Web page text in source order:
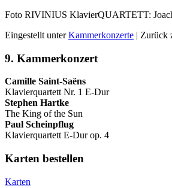
Foto RIVINIUS KlavierQUARTETT:
Eingestellt unterKammerkonzerte | Zurück
9. Kammerkonzert
Camille Saint-Saëns
Klavierquartett Nr. 1 E-Dur
Stephen Hartke
The King of the Sun
Paul Scheinpflug
Klavierquartett E-Dur op. 4
Karten bestellen
Karten